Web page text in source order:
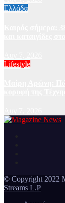
Ελλάδα
Lifestyle
© Copyright 2022
Streams L.P